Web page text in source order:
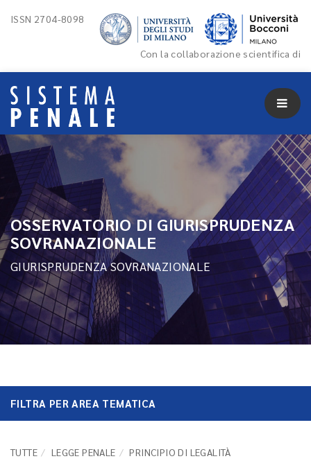
ISSN 2704-8098
Con la collaborazione scientifica di
OSSERVATORIO DI GIURISPRUDENZA
SOVRANAZIONALE
GIURISPRUDENZA SOVRANAZIONALE
FILTRA PER AREA TEMATICA
TUTTE LEGGE PENALE PRINCIPIO DI LEGALITÀ